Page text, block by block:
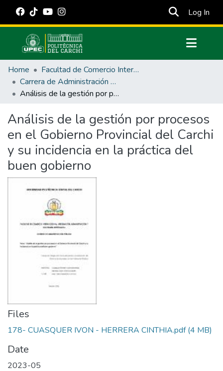
Log In
Communities & Collections
All of DSpace
Statistics
Estadísticas Externas
Manuales
Home
Facultad de Comercio Internacional, Integración, Administración y Economía Empresarial
Carrera de Administración Pública
Análisis de la gestión por procesos en el Gobierno Provincial del Carchi y su incidencia en la práctica del buen gobierno
Análisis de la gestión por procesos
en el Gobierno Provincial del Carchi
y su incidencia en la práctica del
buen gobierno
Files
178- CUASQUER IVON - HERRERA CINTHIA.pdf(4 MB)
Date
2023-05